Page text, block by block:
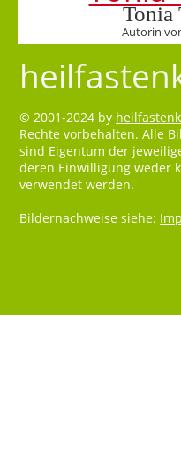
Tonia
Autorin
© 2001-2024 by
Rechte vorbehalten. Alle
sind Eigentum der
deren Einwilligung weder
verwendet werden.
Bildernachweise siehe: